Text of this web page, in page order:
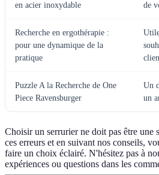
en acier inoxydable
de
Recherche en ergothérapie :
pour une dynamique de la
pratique
Puzzle A la Recherche de One
Piece Ravensburger
Un
un
Choisir un serrurier ne doit pas être une
ces erreurs et en suivant nos conseils,
faire un choix éclairé. N'hésitez pas à
expériences ou questions dans les